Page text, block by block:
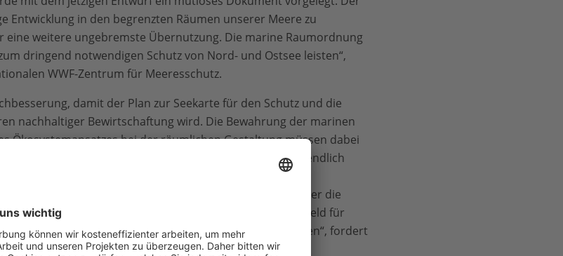
Entwicklung in den begrenzten Räumen unserer Meere zu
eine weitere ungebremste Übernutzung. Die marine Raumordnung
dringend notwendigen Schutz von Nord- und Ostsee leisten“,
WWF-Zentrum für Meeresschutz.
damit der Plan zur Seekarte für den Schutz und die
nachhaltiger Bewirtschaftung wird. Die Bewahrung der marinen
Ökosystemansatzes bei der räumlichen Gestaltung müssen dabei
Meeresschutzgebieten in dem vorliegenden Entwurf endlich
eingeräumt, trotzdem werden sie weiterhin von
So wurden Schifffahrtsrouten nicht zusammengelegt oder die
müssen schützen und dürfen kein Spielfeld für
hat auch die marine Raumordnung ihren Beitrag zu leisten“, fordert